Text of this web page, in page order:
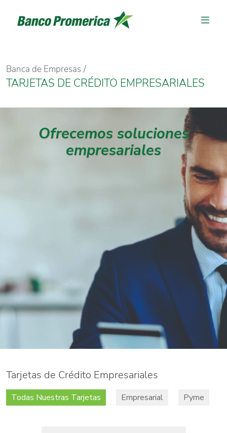
Banca de Empresas
TARJETAS DE CRÉDITO EMPRESARIALES
Ofrecemos soluciones
empresariales
Tarjetas de Crédito Empresariales
Todas Nuestras Tarjetas Empresarial Pyme